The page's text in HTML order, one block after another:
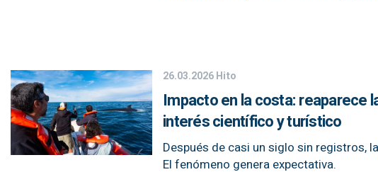
26.03.2026Hito
Impacto en la costa: reaparece
interés científico y turístico
Después de casi un siglo sin registros,
El fenómeno genera expectativa.